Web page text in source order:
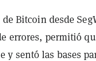
Bitcoin desde
errores, permitió
y sentó las bases